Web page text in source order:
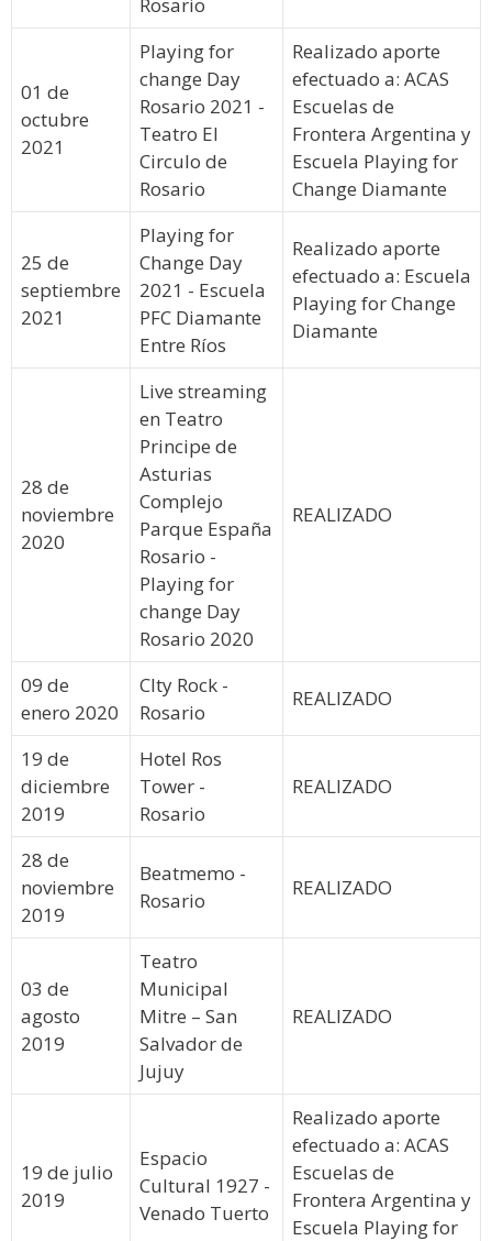
01 de
octubre
2021
Playing for
change Day
Rosario 2021 -
Teatro El
Circulo de
Rosario
Realizado aporte
efectuado a: ACAS
Escuelas de
Frontera Argentina y
Escuela Playing for
Change Diamante
25 de
septiembre
2021
Playing for
Change Day
2021 - Escuela
PFC Diamante
Entre Ríos
Realizado aporte
efectuado a: Escuela
Playing for Change
Diamante
28 de
noviembre
2020
Live streaming
en Teatro
Principe de
Asturias
Complejo
Parque España
Rosario -
Playing for
change Day
Rosario 2020
REALIZADO
09 de
enero 2020
CIty Rock -
Rosario
REALIZADO
19 de
diciembre
2019
Hotel Ros
Tower -
Rosario
REALIZADO
28 de
noviembre
2019
Beatmemo -
Rosario
REALIZADO
03 de
agosto
2019
Teatro
Municipal
Mitre – San
Salvador de
Jujuy
REALIZADO
19 de julio
2019
Espacio
Cultural 1927 -
Venado Tuerto
Realizado aporte
efectuado a: ACAS
Escuelas de
Frontera Argentina y
Escuela Playing for